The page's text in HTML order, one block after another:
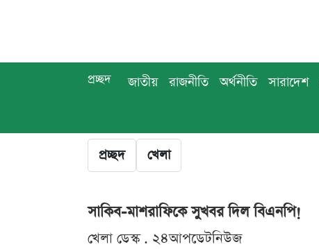
প্রচ্ছদ জাতীয় রাজনীতি অর্থনীতি সারাদেশ
প্রচ্ছদ খেলা
সাকিব-মাশরাফিকে সুখবর দিল বিএনপি!
খেলা ডেস্ক . ২৪আপডেটনিউজ